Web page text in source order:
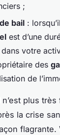
;
bail :
est d’une
dans votre
des
de
plus
la crise
flagrante.